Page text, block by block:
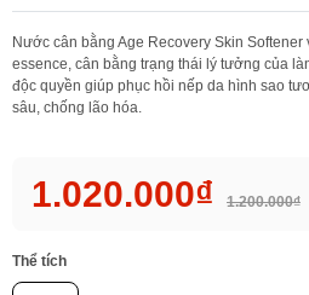
Nước cân bằng Age Recovery Skin
essence, cân bằng trạng thái lý tưởng của
độc quyền giúp phục hồi nếp da hình sao
sâu, chống lão hóa.
1.020.000₫ 1.200.000₫
Thể tích